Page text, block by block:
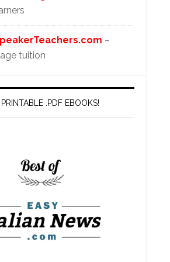
–
tuition
PRINTABLE .PDF EBOOKS!